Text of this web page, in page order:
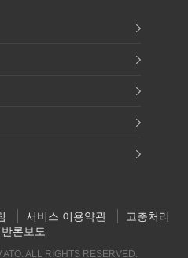
서비스 이용약관
고충처리
론보도
ALL RIGHTS RESERVED.